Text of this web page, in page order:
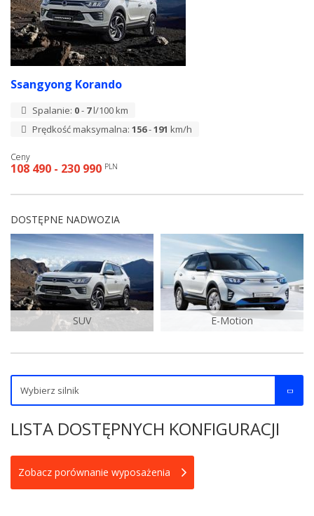
Ssangyong Korando
Spalanie: 0- 7l/100 km
Prędkość maksymalna:156-191 km/h
Ceny
108 490 - 230 990 PLN
DOSTĘPNE NADWOZIA
SUV E-Motion
LISTA DOSTĘPNYCH KONFIGURACJI
Zobacz porównanie wyposażenia